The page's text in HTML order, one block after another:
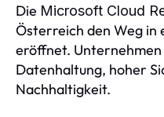
Die Microsoft Cloud
Österreich den Weg in
eröffnet.
Datenhaltung, hoher
Nachhaltigkeit.